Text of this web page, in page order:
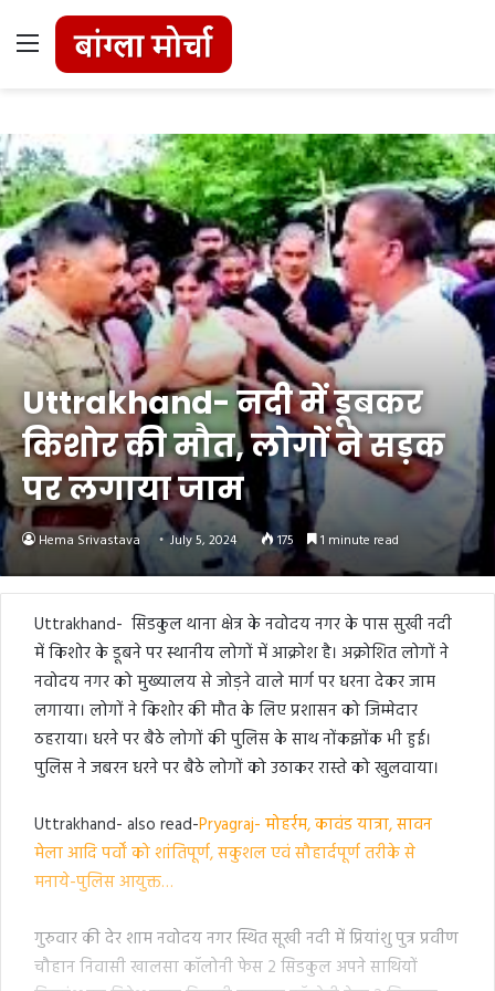
Menu
Uttrakhand- नदी में डूबकर
किशोर की मौत, लोगों ने सड़क
पर लगाया जाम
Hema Srivastava July 5, 2024 175 1 minute read
Uttrakhand- सिडकुल थाना क्षेत्र के नवोदय नगर के पास सुखी नदी
में किशोर के डूबने पर स्थानीय लोगों में आक्रोश है। अक्रोशित लोगों ने
नवोदय नगर को मुख्यालय से जोड़ने वाले मार्ग पर धरना देकर जाम
लगाया। लोगों ने किशोर की मौत के लिए प्रशासन को जिम्मेदार
ठहराया। धरने पर बैठे लोगों की पुलिस के साथ नोंकझोंक भी हुई।
पुलिस ने जबरन धरने पर बैठे लोगों को उठाकर रास्ते को खुलवाया।
Uttrakhand- also read-Pryagraj- मोहर्रम, कावंड यात्रा, सावन
मेला आदि पर्वों को शांतिपूर्ण, सकुशल एवं सौहार्दपूर्ण तरीके से
मनाये-पुलिस आयुक्त…
गुरुवार की देर शाम नवोदय नगर स्थित सूखी नदी में प्रियांशु पुत्र प्रवीण
चौहान निवासी खालसा कॉलोनी फेस 2 सिडकुल अपने साथियों